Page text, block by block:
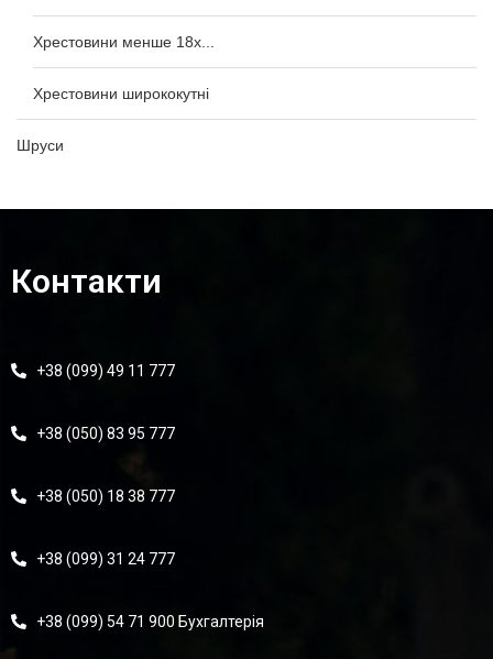
Хрестовини менше 18x...
Хрестовини ширококутні
Шруси
Контакти
+38 (099) 49 11 777
+38 (050) 83 95 777
+38 (050) 18 38 777
+38 (099) 31 24 777
+38 (099) 54 71 900 Бухгалтерія